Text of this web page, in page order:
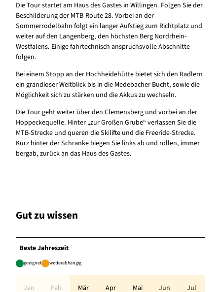
Die Tour startet am Haus des Gastes in Willingen. Folgen Sie der
Beschilderung der MTB-Route 28. Vorbei an der
Sommerrodelbahn folgt ein langer Aufstieg zum Richtplatz und
weiter auf den Langenberg, den höchsten Berg Nordrhein-
Westfalens. Einige fahrtechnisch anspruchsvolle Abschnitte
folgen.
Bei einem Stopp an der Hochheidehütte bietet sich den Radlern
ein grandioser Weitblick bis in die Medebacher Bucht, sowie die
Möglichkeit sich zu stärken und die Akkus zu wechseln.
Die Tour geht weiter über den Clemensberg und vorbei an der
Hoppeckequelle. Hinter „zur Großen Grube“ verlassen Sie die
MTB-Strecke und queren die Skilifte und die Freeride-Strecke.
Kurz hinter der Schranke biegen Sie links ab und rollen, immer
bergab, zurück an das Haus des Gastes.
Gut zu wissen
Beste Jahreszeit
geeignet wetterabhängig
Jan Feb Mär Apr Mai Jun Jul